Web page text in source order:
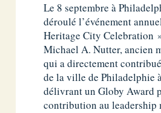
Le 8 septembre à
déroulé l’événement
Heritage City Celebration
Michael A. Nutter, ancien
qui a directement
de la ville de Philadelphie
délivrant un Globy Award
contribution au leadership